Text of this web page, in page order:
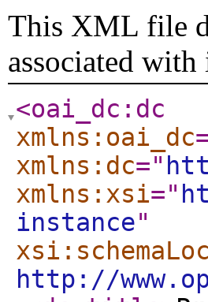
This XML file
associated
<oai_dc:dc
xmlns:oai_dc
xmlns:dc="
xmlns:xsi="
instance"
http://